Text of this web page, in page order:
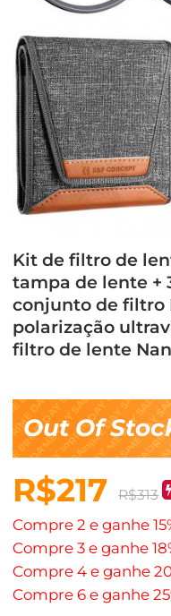
Kit de filtro de
tampa de lente +
conjunto de filtro
polarização
filtro de lente
Out Of
R$217 R$313
Compre 2 e ganhe
Compre 3 e ganhe
Compre 4 e ganhe
Compre 6 e ganhe